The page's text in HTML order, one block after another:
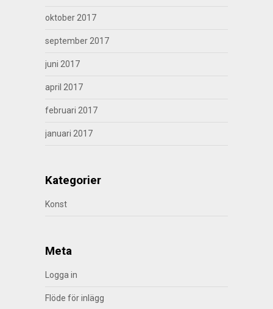
oktober 2017
september 2017
juni 2017
april 2017
februari 2017
januari 2017
Kategorier
Konst
Meta
Logga in
Flöde för inlägg